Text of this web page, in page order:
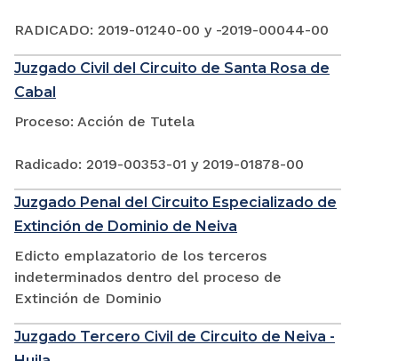
RADICADO: 2019-01240-00 y -2019-00044-00
Juzgado Civil del Circuito de Santa Rosa de
Cabal
Proceso: Acción de Tutela
Radicado: 2019-00353-01 y 2019-01878-00
Juzgado Penal del Circuito Especializado de
Extinción de Dominio de Neiva
Edicto emplazatorio de los terceros
indeterminados dentro del proceso de
Extinción de Dominio
Juzgado Tercero Civil de Circuito de Neiva -